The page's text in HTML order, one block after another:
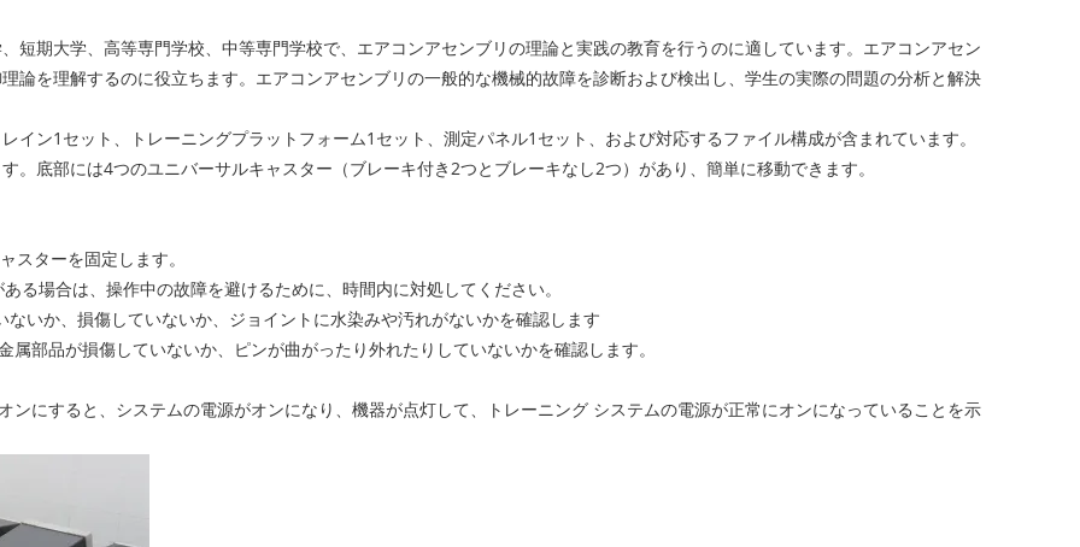
短期大学、高等専門学校、中等専門学校で、エアコンアセンブリの理論と実践の教育を行うのに適しています。エアコンアセン
論を理解するのに役立ちます。エアコンアセンブリの一般的な機械的故障を診断および検出し、学生の実際の問題の分析と解決
イン1セット、トレーニングプラットフォーム1セット、測定パネル1セット、および対応するファイル構成が含まれています。
。底部には4つのユニバーサルキャスター（ブレーキ付き2つとブレーキなし2つ）があり、簡単に移動できます。
スターを固定します。
る場合は、操作中の故障を避けるために、時間内に対処してください。
いか、損傷していないか、ジョイントに水染みや汚れがないかを確認します
部品が損傷していないか、ピンが曲がったり外れたりしていないかを確認します。
にすると、システムの電源がオンになり、機器が点灯して、トレーニング システムの電源が正常にオンになっていることを示